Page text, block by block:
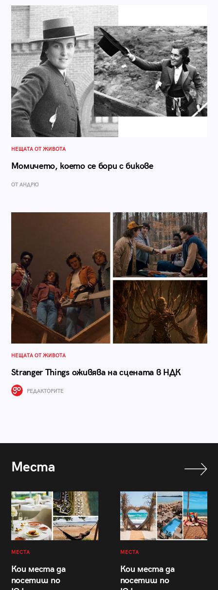
НЕЩАТА ОТ ЖИВОТА
Момичето, което се бори с бикове
ОТ АНДРЮ
НЕЩАТА ОТ ЖИВОТА
Stranger Things оживява на сцената в НДК
РЕДАКТОРИТЕ
Места
МЕСТА
Кои места да
посетиш по
МЕСТА
Кои места да
посетиш по